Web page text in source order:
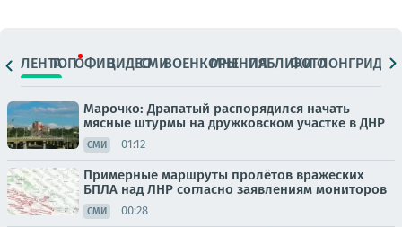
ЛЕНТАТОПОФИЦ.ВИДЕОСМИВОЕНКОРЫМНЕНИЯПАБЛИКИ
ФОТОЛОНГРИДЫ
Марочко: Драпатый распорядился начать
мясные штурмы на дружковском участке в ДНР
СМИ 01:12
Примерные маршруты пролётов вражеских
БПЛА над ЛНР согласно заявлениям мониторов
СМИ 00:28